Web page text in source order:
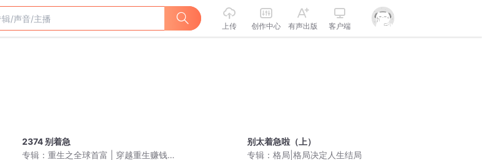
上传 创作中心 有声出版 客户端
2374 别着急
专辑：重生之全球首富 | 穿越重生赚钱
别太着急啦（上）
专辑：格局|格局决定人生结局